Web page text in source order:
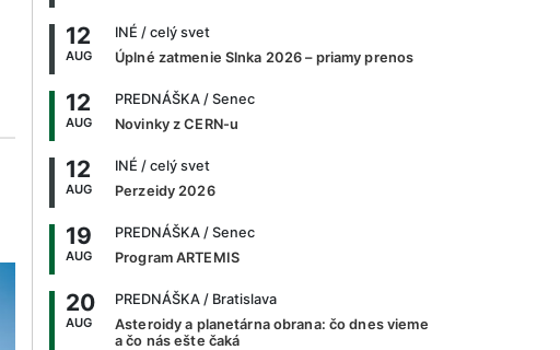
12
AUG
INÉ / celý svet
Úplné zatmenie Slnka 2026 – priamy prenos
12
AUG
PREDNÁŠKA / Senec
Novinky z CERN-u
12
AUG
INÉ / celý svet
Perzeidy 2026
19
AUG
PREDNÁŠKA / Senec
Program ARTEMIS
20
AUG
PREDNÁŠKA / Bratislava
Asteroidy a planetárna obrana: čo dnes vieme
a čo nás ešte čaká